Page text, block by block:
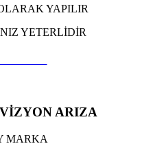
YAPILIR
YETERLİDİR
ARIZA
MARKA